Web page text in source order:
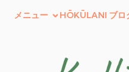
メニュー HŌKŪLANI ブロ